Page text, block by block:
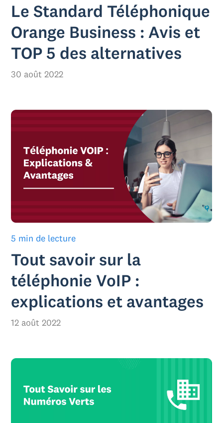
Le Standard Téléphonique
Orange Business : Avis et
TOP 5 des alternatives
30 août 2022
5 min de lecture
Tout savoir sur la
téléphonie VoIP :
explications et avantages
12 août 2022